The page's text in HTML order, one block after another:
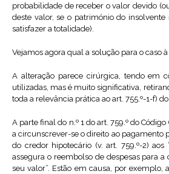
probabilidade de receber o valor devido
deste valor, se o património do insolvente
satisfazer a totalidade).
Vejamos agora qual a solução para o caso
A alteração parece cirúrgica, tendo em
utilizadas, mas é muito significativa,
toda a relevância prática ao art. 755.º-1-f)
A parte final do n.º 1 do art. 759.º do
a circunscrever-se o direito ao pagamento
do credor hipotecário (v. art. 759.º-2)
assegura o reembolso de despesas para
seu valor”. Estão em causa, por exemplo,